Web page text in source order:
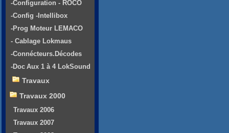
-Configuration - ROCO
-Config -Intellibox
-Prog Moteur LEMACO
- Cablage Lokmaus
-Connécteurs.Décodes
-Doc Aux 1 à 4 LokSound
Travaux
Travaux 2000
Travaux 2006
Travaux 2007